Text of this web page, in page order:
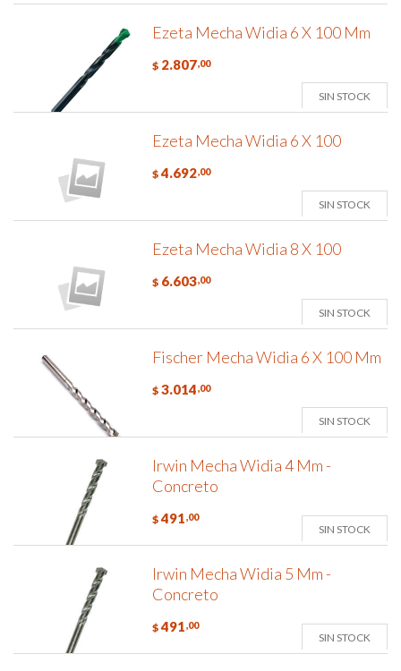
Ezeta Mecha Widia 6 X 100 Mm
$ 2.807,00
SIN STOCK
Ezeta Mecha Widia 6 X 100
$ 4.692,00
SIN STOCK
Ezeta Mecha Widia 8 X 100
$ 6.603,00
SIN STOCK
Fischer Mecha Widia 6 X 100 Mm
$ 3.014,00
SIN STOCK
Irwin Mecha Widia 4 Mm -
Concreto
$ 491,00
SIN STOCK
Irwin Mecha Widia 5 Mm -
Concreto
$ 491,00
SIN STOCK